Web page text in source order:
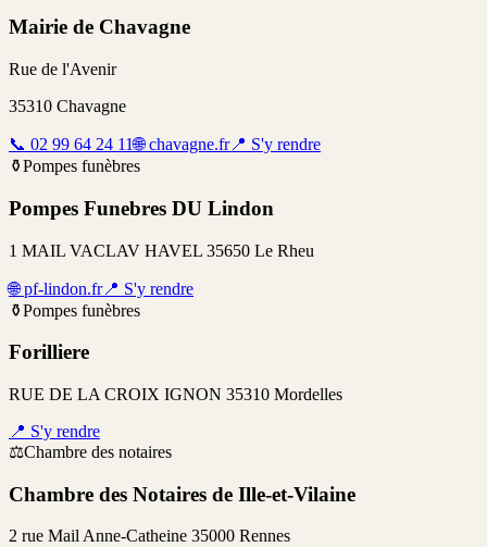
Mairie de Chavagne
Rue de l'Avenir
35310 Chavagne
📞 02 99 64 24 11🌐 chavagne.fr📍 S'y rendre
⚱️Pompes funèbres
Pompes Funebres DU Lindon
1 MAIL VACLAV HAVEL 35650 Le Rheu
🌐 pf-lindon.fr📍 S'y rendre
⚱️Pompes funèbres
Forilliere
RUE DE LA CROIX IGNON 35310 Mordelles
📍 S'y rendre
⚖️Chambre des notaires
Chambre des Notaires de Ille-et-Vilaine
2 rue Mail Anne-Catheine 35000 Rennes